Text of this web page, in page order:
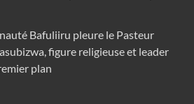
Bafuliiru pleure le Pasteur
figure religieuse et leader
plan